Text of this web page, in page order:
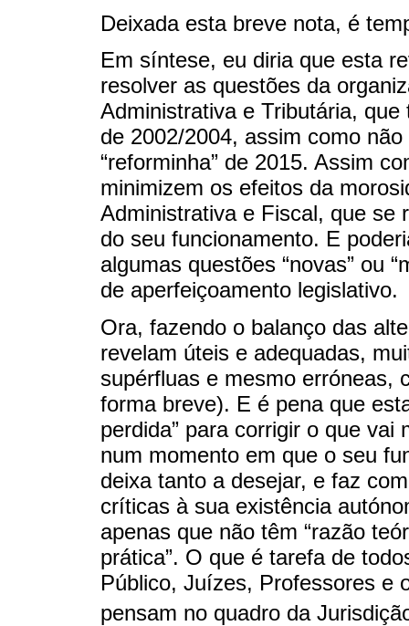
Deixada esta breve nota, é
Em síntese, eu diria que esta
resolver as questões da
Administrativa e Tributária, que
de 2002/2004, assim como
“reforminha” de 2015. Assim
minimizem os efeitos da
Administrativa e Fiscal, que se
do seu funcionamento. E
algumas questões “novas” ou
de aperfeiçoamento legislativo.
Ora, fazendo o balanço das
revelam úteis e adequadas,
supérfluas e mesmo erróneas,
forma breve). E é pena que
perdida” para corrigir o que
num momento em que o seu
deixa tanto a desejar, e faz
críticas à sua existência
apenas que não têm “razão
prática”. O que é tarefa de
Público, Juízes, Professores e
pensam no quadro da